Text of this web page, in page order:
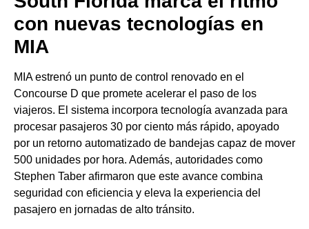
con nuevas tecnologías en
MIA
MIA estrenó un punto de control renovado en el
Concourse D que promete acelerar el paso de los
viajeros. El sistema incorpora tecnología avanzada para
procesar pasajeros 30 por ciento más rápido, apoyado
por un retorno automatizado de bandejas capaz de mover
500 unidades por hora. Además, autoridades como
Stephen Taber afirmaron que este avance combina
seguridad con eficiencia y eleva la experiencia del
pasajero en jornadas de alto tránsito.